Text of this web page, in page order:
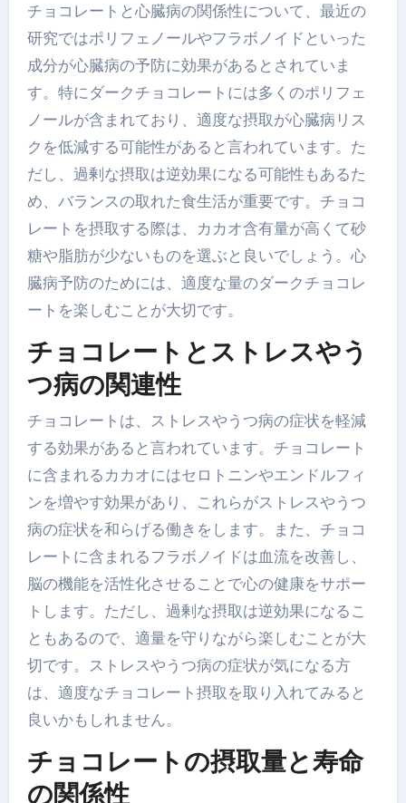
チョコレートと心臓病の関係性について、最近の
研究ではポリフェノールやフラボノイドといった
成分が心臓病の予防に効果があるとされていま
す。特にダークチョコレートには多くのポリフェ
ノールが含まれており、適度な摂取が心臓病リス
クを低減する可能性があると言われています。た
だし、過剰な摂取は逆効果になる可能性もあるた
め、バランスの取れた食生活が重要です。チョコ
レートを摂取する際は、カカオ含有量が高くて砂
糖や脂肪が少ないものを選ぶと良いでしょう。心
臓病予防のためには、適度な量のダークチョコレ
ートを楽しむことが大切です。
チョコレートとストレスやう
つ病の関連性
チョコレートは、ストレスやうつ病の症状を軽減
する効果があると言われています。チョコレート
に含まれるカカオにはセロトニンやエンドルフィ
ンを増やす効果があり、これらがストレスやうつ
病の症状を和らげる働きをします。また、チョコ
レートに含まれるフラボノイドは血流を改善し、
脳の機能を活性化させることで心の健康をサポー
トします。ただし、過剰な摂取は逆効果になるこ
ともあるので、適量を守りながら楽しむことが大
切です。ストレスやうつ病の症状が気になる方
は、適度なチョコレート摂取を取り入れてみると
良いかもしれません。
チョコレートの摂取量と寿命
の関係性